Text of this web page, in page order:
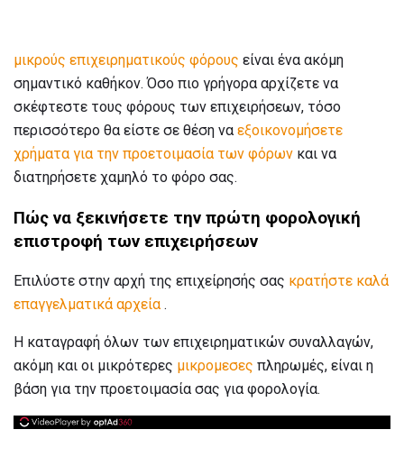
μικρούς επιχειρηματικούς φόρους είναι ένα ακόμη
σημαντικό καθήκον. Όσο πιο γρήγορα αρχίζετε να
σκέφτεστε τους φόρους των επιχειρήσεων, τόσο
περισσότερο θα είστε σε θέση να εξοικονομήσετε
χρήματα για την προετοιμασία των φόρων και να
διατηρήσετε χαμηλό το φόρο σας.
Πώς να ξεκινήσετε την πρώτη φορολογική
επιστροφή των επιχειρήσεων
Επιλύστε στην αρχή της επιχείρησής σας κρατήστε καλά
επαγγελματικά αρχεία.
Η καταγραφή όλων των επιχειρηματικών συναλλαγών,
ακόμη και οι μικρότερες μικρομεσες πληρωμές, είναι η
βάση για την προετοιμασία σας για φορολογία.